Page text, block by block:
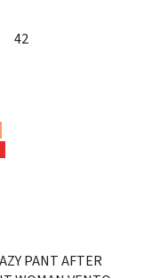
42
PANT AFTER